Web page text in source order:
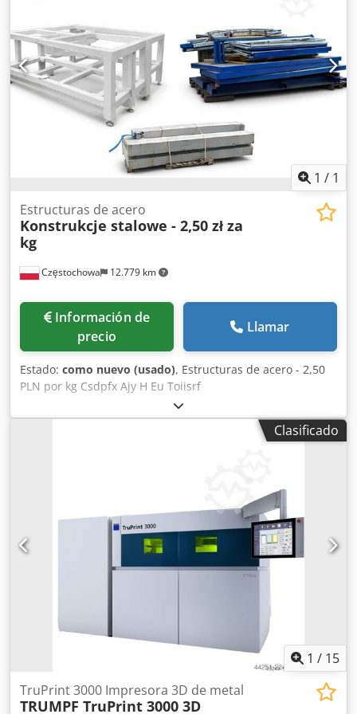
1 / 1
Częstochowa 12.779 km
Estructuras de acero
Konstrukcje stalowe - 2,50 zł za
kg
Información de
precio
Llamar
Estado: como nuevo (usado), Estructuras de acero - 2,50
PLN por kg Csdpfx Ajy H Eu Toiisrf
Clasificado
1 / 15
TruPrint 3000 Impresora 3D de metal
TRUMPF TruPrint 3000 3D